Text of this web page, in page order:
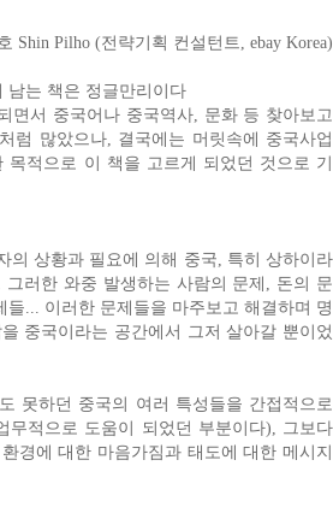
Shin Pilho (전략기획 컨설턴트, ebay Korea)
남는 책은 정글만리이다
면서 중국어나 중국역사, 문화 등 찾아보고
럼 많았으나, 결국에는 머릿속에 중국사업
적으로 이 책을 고르게 되었던 것으로 기
의 상황과 필요에 의해 중국, 특히 상하이라
러한 와중 발생하는 사람의 문제, 돈의 문
... 이러한 문제들을 마주보고 해결하며 명
중국이라는 공간에서 그저 살아갈 뿐이었
못하던 중국의 여러 특성들을 간접적으로
무적으로 도움이 되었던 부분이다), 그보다
경에 대한 마음가짐과 태도에 대한 메시지